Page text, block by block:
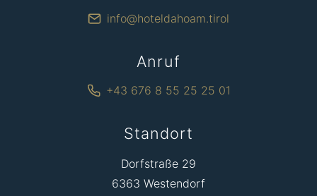
info@hoteldahoam.tirol
Anruf
+43 676 8 55 25 25 01
Standort
Dorfstraße 29
6363 Westendorf